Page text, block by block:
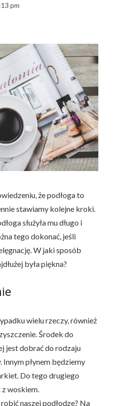
pm
że podłoga to
stawiamy kolejne kroki.
służyła mu długo i
tego dokonać, jeśli
W jaki sposób
była piękna?
wielu rzeczy, również
Środek do
jest dobrać do rodzaju
Innym płynem będziemy
Do tego drugiego
woskiem.
naszej podłodze? Na